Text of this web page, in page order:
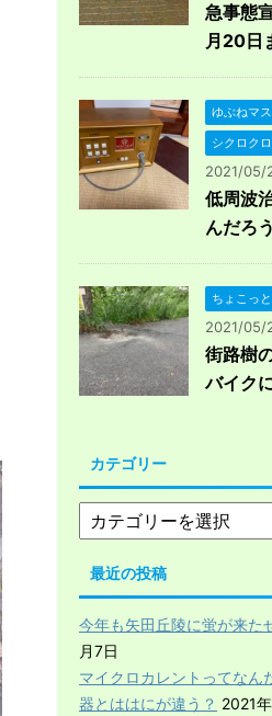
急事態
月20日
ゆぶねマ
シクロク
2021/05/
低周波
んだろ
ちょこっ
2021/05/
街路樹
バイク
カテゴリー
最近の投稿
今年も矢田丘陵に蛍が来た
月7日
マイクロカレントってなん
器とははにが違う？ 2021